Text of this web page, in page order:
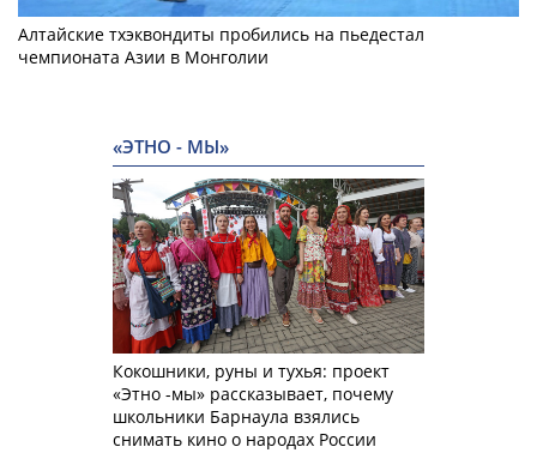
Алтайские тхэквондиты пробились на пьедестал
чемпионата Азии в Монголии
«ЭТНО - МЫ»
Кокошники, руны и тухья: проект
«Этно -мы» рассказывает, почему
школьники Барнаула взялись
снимать кино о народах России